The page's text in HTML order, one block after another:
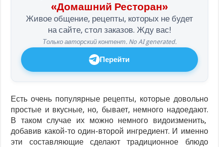
«Домашний Ресторан»
Живое общение, рецепты, которых не будет
на сайте, стол заказов. Жду вас!
Только авторский контент. No AI generated.
Перейти
Есть очень популярные рецепты, которые довольно
простые и вкусные, но, бывает, немного надоедают.
В таком случае их можно немного видоизменить,
добавив какой-то один-второй ингредиент. И именно
эти составляющие сделают традиционное блюдо